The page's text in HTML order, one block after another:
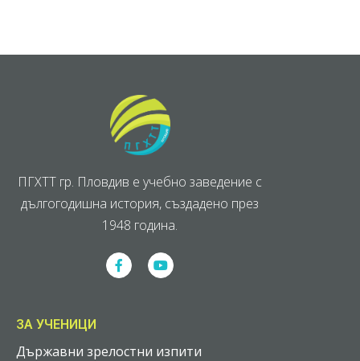
ПГХТТ гр. Пловдив е учебно заведение с
дългогодишна история, създадено през
1948 година.
ЗА УЧЕНИЦИ
Държавни зрелостни изпити